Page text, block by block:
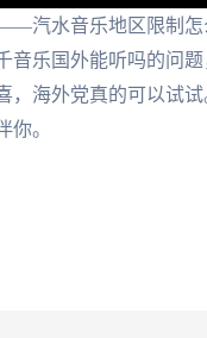
汽水音乐地区限制怎
音乐国外能听吗的问
，海外党真的可以试
你。